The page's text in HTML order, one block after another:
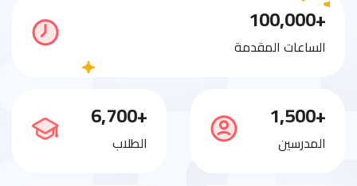
+100,000
الساعات المقدمة
+1,500
المدرسين
+6,700
الطلاب